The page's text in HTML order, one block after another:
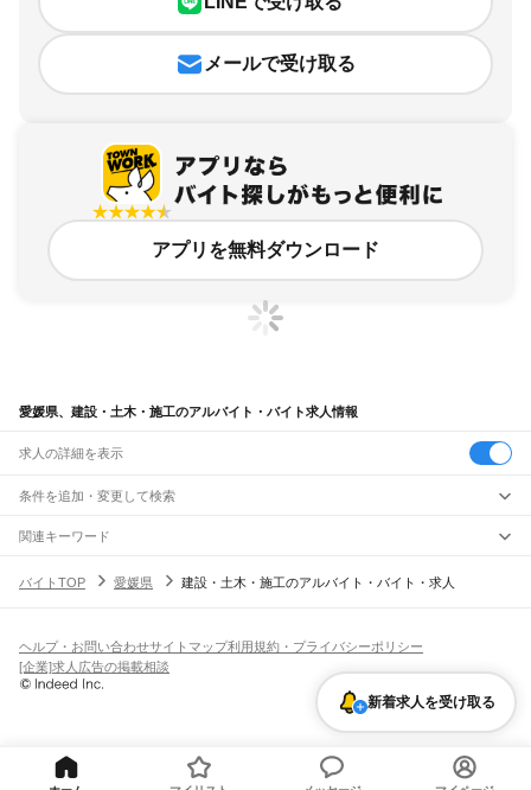
メールで受け取る
アプリを無料ダウンロード
愛媛県、建設・土木・施工のアルバイト・バイト求人情報
求人の詳細を表示
条件を追加・変更して検索
市区町村を追加・変更
愛媛県すべて
駅を追加・変更
川之江駅伊予三島駅 伊予寒川駅 赤星駅伊予土居駅 関川駅 多喜浜駅
伊予西条駅
石鎚山駅 伊予氷見駅
伊予桜井駅伊予富田駅今治駅 大西駅伊予亀岡駅菊間駅浅海駅
伊予和気駅三津浜駅松山駅
伊予中山駅
内子駅五十崎駅 新谷駅 伊予上灘駅下灘駅
串駅喜多灘駅 伊予長浜駅 伊予出石駅 伊予白滝駅八多喜駅 五郎駅伊予大洲駅
飲食・フードサービス
飲食・フードサービス
ホールスタッフ
皿洗い・洗い場精肉・鮮魚加工
バー（BAR）・バーテンダー
飲食店（店長・マネージャー）
営業・販売
営業
テレフォンアポインター（テレアポ） ルートセールス
特徴を追加・変更
人気
髪型・髪色自由ひげOKネイルOK
留学生・外国人活躍中
短期 単発・1日OK
期間限定（春夏冬休み等）
契約社員
関連キーワード
愛媛県 松山市 建設業
愛知県 建設・土木・施工 建設工事
バイトTOP 愛媛県 建設・土木・施工のアルバイト・バイト・求人
新着求人を受け取る
ヘルプ・お問い合わせサイトマップ利用規約・プライバシーポリシー
[企業]求人広告の掲載相談